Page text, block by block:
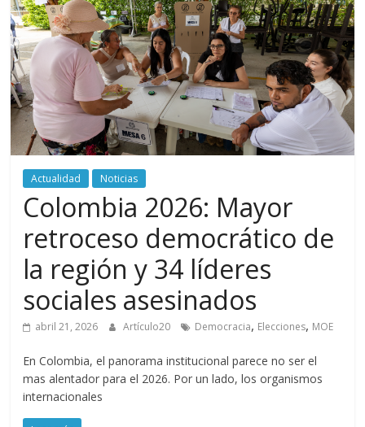
periodismo
digital
del
Politécnico
Grancolombiano
Actualidad Noticias
Colombia 2026: Mayor
retroceso democrático de
la región y 34 líderes
sociales asesinados
abril 21, 2026 Artículo20 Democracia, Elecciones, MOE
En Colombia, el panorama institucional parece no ser el
mas alentador para el 2026. Por un lado, los organismos
internacionales